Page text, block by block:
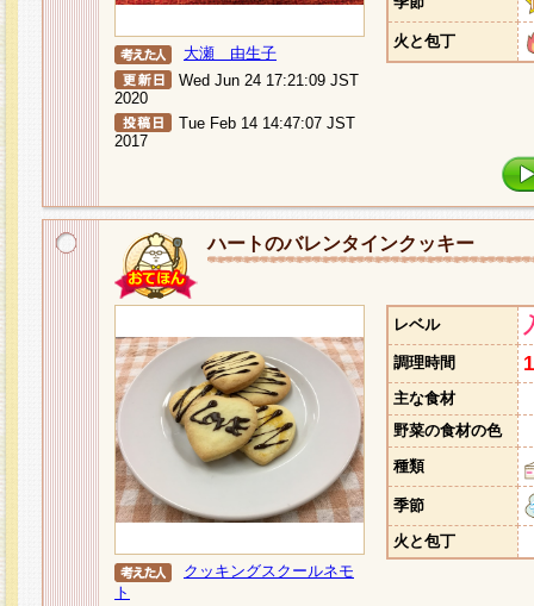
大瀬 由生子
Wed Jun 24 17:21:09 JST
2020
Tue Feb 14 14:47:07 JST
2017
火と包丁
ハートのバレンタインクッキー
クッキングスクールネモ
ト
レベル
調理時間
主な食材
野菜の食材の色
種類
季節
火と包丁